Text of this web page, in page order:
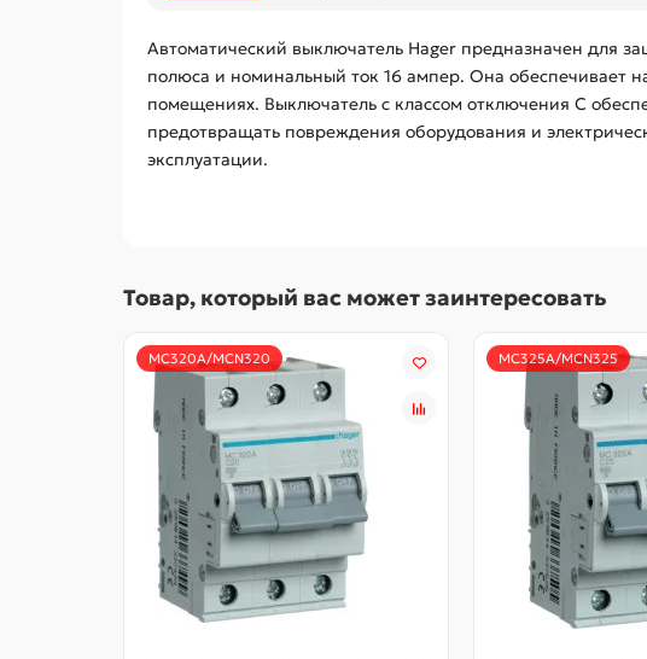
Автоматический выключатель Hager предназначен для
полюса и номинальный ток 16 ампер. Она обеспечивает
помещениях. Выключатель с классом отключения C
предотвращать повреждения оборудования и
эксплуатации.
Товар, который вас может заинтересовать
MC320A/MCN320 MC325A/MCN325